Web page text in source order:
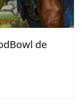
de